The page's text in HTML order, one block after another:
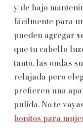
y de bajo
fácilmente para
pueden agregar
que tu cabello
tanto, las ondas
relajada pero
prefieren una
pulida. No te
bonitos para